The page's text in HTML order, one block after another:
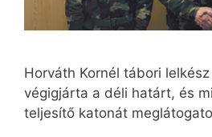
Horváth Kornél tábori
végigjárta a déli határt, és
teljesítő katonát